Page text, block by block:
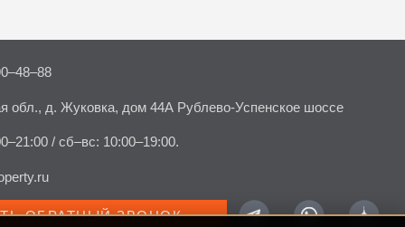
обл., д. Жуковка, дом 44А Рублево-Успенское шоссе
/ сб–вс: 10:00–19:00.
ОБРАТНЫЙ ЗВОНОК